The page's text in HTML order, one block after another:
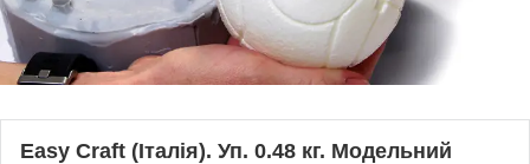
Easy Сraft (Італія). Уп. 0.48 кг. Модельний